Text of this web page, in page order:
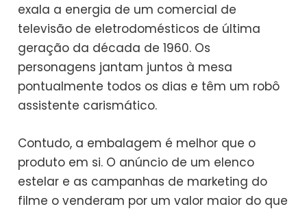
exala a energia de um comercial de
televisão de eletrodomésticos de última
geração da década de 1960. Os
personagens jantam juntos à mesa
pontualmente todos os dias e têm um robô
assistente carismático.
Contudo, a embalagem é melhor que o
produto em si. O anúncio de um elenco
estelar e as campanhas de marketing do
filme o venderam por um valor maior do que